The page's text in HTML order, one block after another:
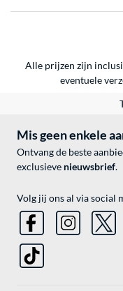
Alle prijzen zijn
eventuele
Mis geen enkele
Ontvang de beste
exclusieve nieuwsbrief.
Volg jij ons al via social